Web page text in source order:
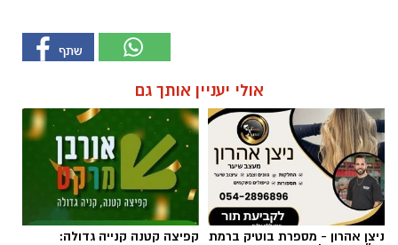
אולי יעניין אותך גם
ניצן אהרון - מספרת בוטיק ברמת קפיצה קטנה קנייה גדולה: